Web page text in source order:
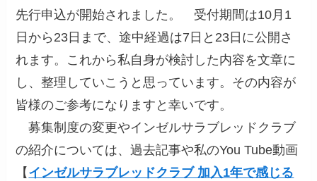
先行申込が開始されました。 受付期間は10月1
日から23日まで、途中経過は7日と23日に公開さ
れます。これから私自身が検討した内容を文章に
し、整理していこうと思っています。その内容が
皆様のご参考になりますと幸いです。
募集制度の変更やインゼルサラブレッドクラブ
の紹介については、過去記事や私のYou Tube動画
【 インゼルサラブレッドクラブ 加入1年で感じる